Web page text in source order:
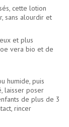
cette lotion
sans alourdir et
et plus
vera bio et de
humide, puis
laisser poser
de plus de 3
rincer